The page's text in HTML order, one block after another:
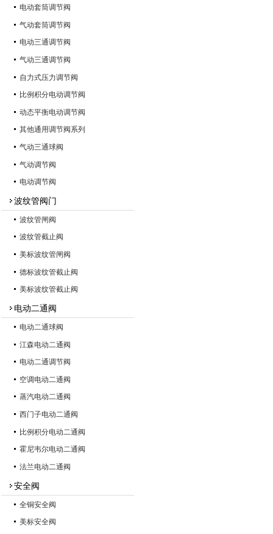
电动套筒调节阀
气动套筒调节阀
电动三通调节阀
气动三通调节阀
自力式压力调节阀
比例积分电动调节阀
动态平衡电动调节阀
其他通用调节阀系列
气动三通球阀
气动调节阀
电动调节阀
波纹管阀门
波纹管闸阀
波纹管截止阀
美标波纹管闸阀
德标波纹管截止阀
美标波纹管截止阀
电动二通阀
电动二通球阀
江森电动二通阀
电动二通调节阀
空调电动二通阀
蒸汽电动二通阀
西门子电动二通阀
比例积分电动二通阀
霍尼韦尔电动二通阀
法兰电动二通阀
安全阀
全铜安全阀
美标安全阀